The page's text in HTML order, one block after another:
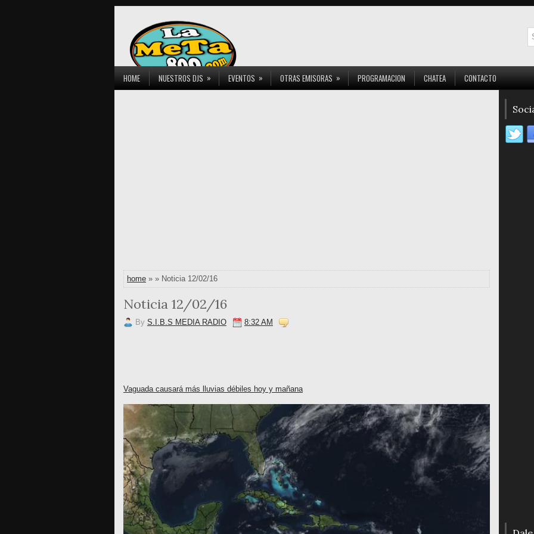
HOME NUESTROS DJS » EVENTOS » OTRAS EMISORAS » PROGRAMACION CHATEA CONTACTO
home » » Noticia 12/02/16
Noticia 12/02/16
By S.I.B.S MEDIA RADIO 8:32 AM
Vaguada causará más lluvias débiles hoy y mañana